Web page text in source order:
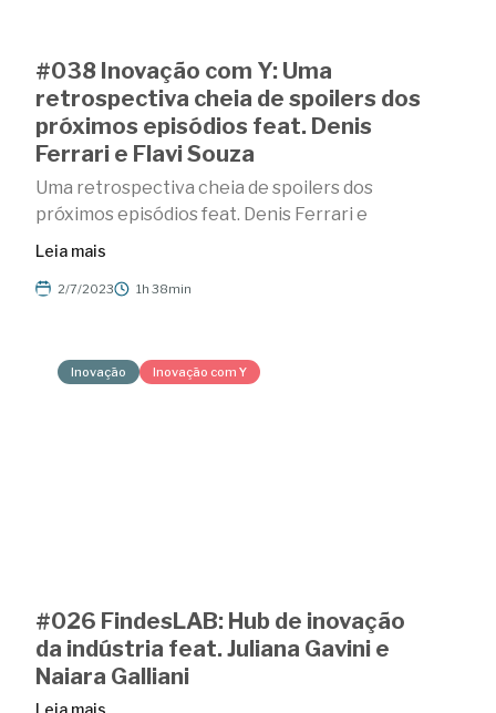
#038 Inovação com Y: Uma
retrospectiva cheia de spoilers dos
próximos episódios feat. Denis
Ferrari e Flavi Souza
Uma retrospectiva cheia de spoilers dos
próximos episódios feat. Denis Ferrari e
Leia mais
2/7/2023 1h 38min
Inovação Inovação com Y
#026 FindesLAB: Hub de inovação
da indústria feat. Juliana Gavini e
Naiara Galliani
Leia mais